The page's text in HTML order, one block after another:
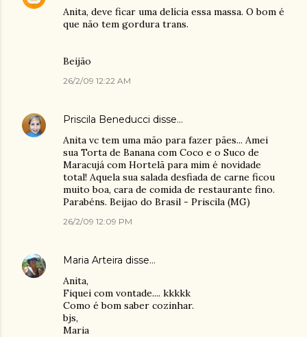
Anita, deve ficar uma delícia essa massa. O bom é
que não tem gordura trans.
Beijão
26/2/09 12:22 AM
Priscila Beneducci disse…
Anita vc tem uma mão para fazer pães... Amei
sua Torta de Banana com Coco e o Suco de
Maracujá com Hortelã para mim é novidade
total! Aquela sua salada desfiada de carne ficou
muito boa, cara de comida de restaurante fino.
Parabéns. Beijao do Brasil - Priscila (MG)
26/2/09 12:09 PM
Maria Arteira disse…
Anita,
Fiquei com vontade.... kkkkk
Como é bom saber cozinhar.
bjs,
Maria